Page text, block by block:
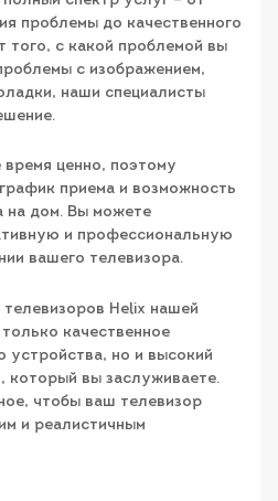
проблемы до качественного
того, с какой проблемой вы
с изображением,
наши специалисты
ценно, поэтому
приема и возможность
на дом. Вы можете
и профессиональную
вашего телевизора.
Helix нашей
качественное
устройства, но и высокий
который вы заслуживаете.
чтобы ваш телевизор
и реалистичным